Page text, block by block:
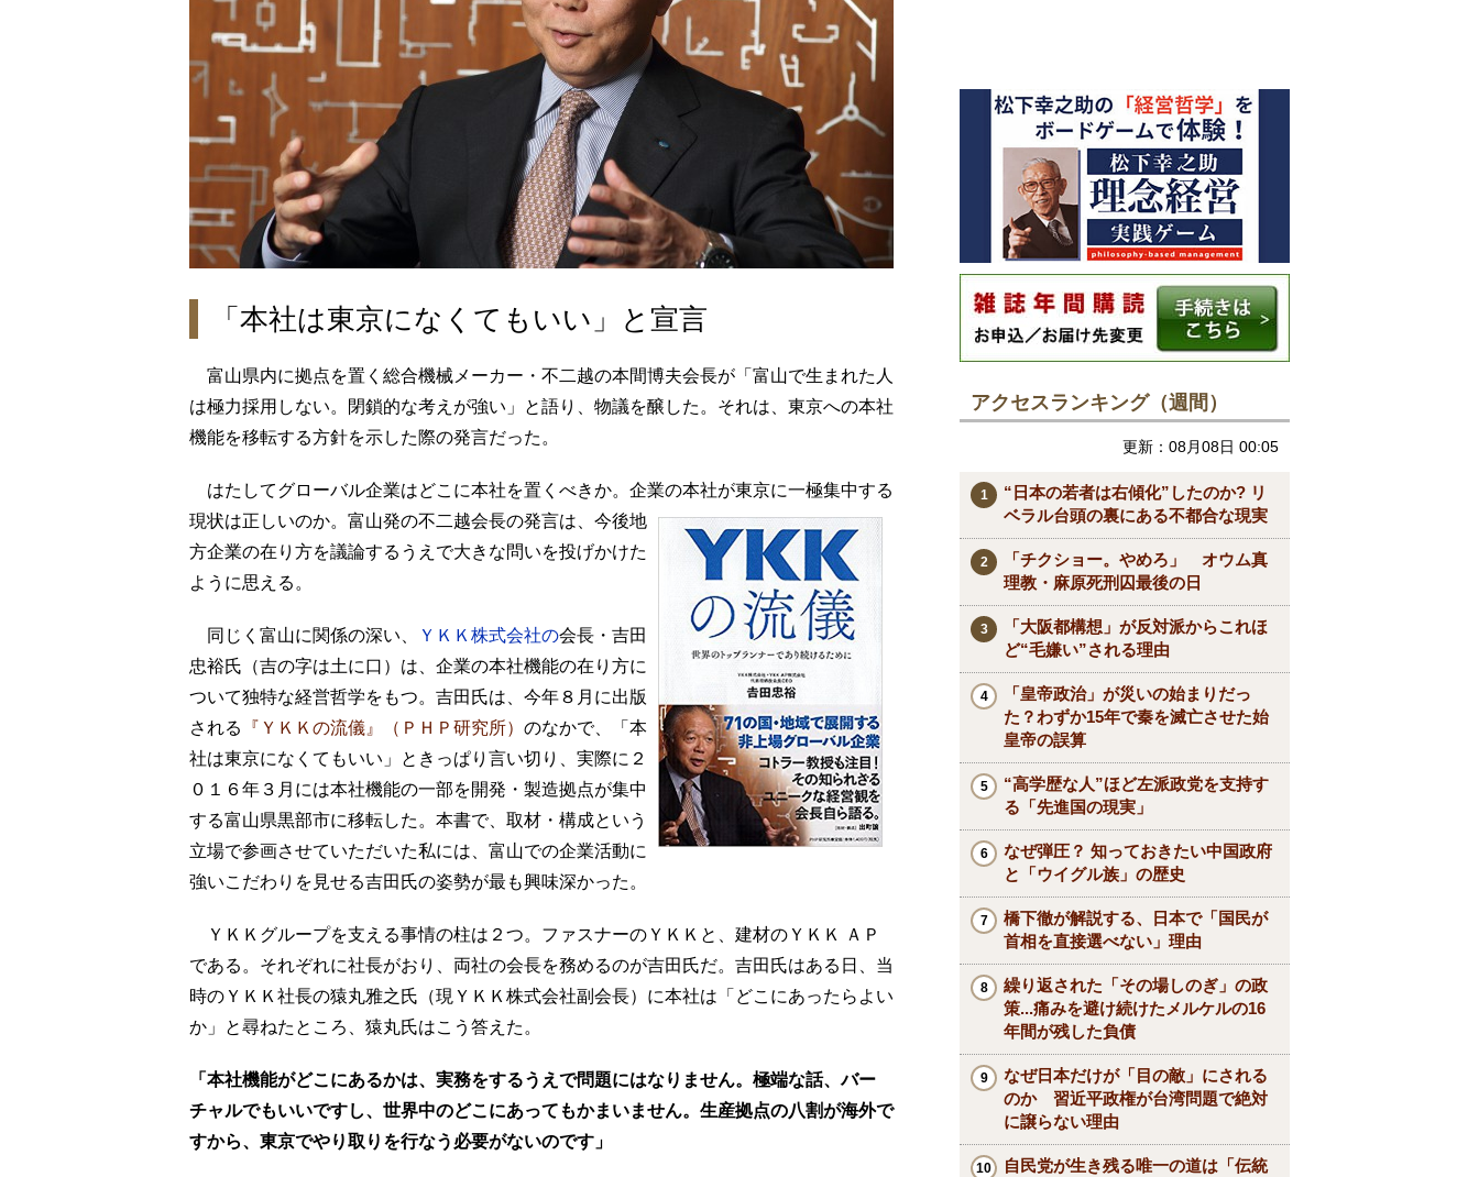
「本社は東京になくてもいい」と宣言
富山県内に拠点を置く総合機械メーカー・不二越の本間博夫会長が「富山で生まれた人
は極力採用しない。閉鎖的な考えが強い」と語り、物議を醸した。それは、東京への本社
機能を移転する方針を示した際の発言だった。
はたしてグローバル企業はどこに本社を置くべきか。企業の本社が東京に一極集中する
現状は正しいのか。富山発の不二越会長の発言は、今後地
方企業の在り方を議論するうえで大きな問いを投げかけた
ように思える。
同じく富山に関係の深い、 ＹＫＫ株式会社の会長・吉田
忠裕氏（吉の字は土に口）は、企業の本社機能の在り方に
ついて独特な経営哲学をもつ。吉田氏は、今年８月に出版
される
『ＹＫＫの流儀』（ＰＨＰ研究所） のなかで、「本
社は東京になくてもいい」ときっぱり言い切り、実際に２
０１６年３月には本社機能の一部を開発・製造拠点が集中
する富山県黒部市に移転した。本書で、取材・構成という
立場で参画させていただいた私には、富山での企業活動に
強いこだわりを見せる吉田氏の姿勢が最も興味深かった。
ＹＫＫグループを支える事情の柱は２つ。ファスナーのＹＫＫと、建材のＹＫＫ ＡＰ
である。それぞれに社長がおり、両社の会長を務めるのが吉田氏だ。吉田氏はある日、当
時のＹＫＫ社長の猿丸雅之氏（現ＹＫＫ株式会社副会長）に本社は「どこにあったらよい
か」と尋ねたところ、猿丸氏はこう答えた。
「本社機能がどこにあるかは、実務をするうえで問題にはなりません。極端な話、バー
チャルでもいいですし、世界中のどこにあってもかまいません。生産拠点の八割が海外で
すから、東京でやり取りを行なう必要がないのです」
アクセスランキング（週間）
更新：08月08日 00:05
“日本の若者は右傾化”したのか? リ
ベラル台頭の裏にある不都合な現実
「チクショー。やめろ」 オウム真
理教・麻原死刑囚最後の日
「大阪都構想」が反対派からこれほ
ど“毛嫌い”される理由
「皇帝政治」が災いの始まりだっ
た？わずか15年で秦を滅亡させた始
皇帝の誤算
“高学歴な人”ほど左派政党を支持す
る「先進国の現実」
なぜ弾圧？ 知っておきたい中国政府
と「ウイグル族」の歴史
橋下徹が解説する、日本で「国民が
首相を直接選べない」理由
繰り返された「その場しのぎ」の政
策...痛みを避け続けたメルケルの16
年間が残した負債
なぜ日本だけが「目の敵」にされる
のか 習近平政権が台湾問題で絶対
に譲らない理由
自民党が生き残る唯一の道は「伝統